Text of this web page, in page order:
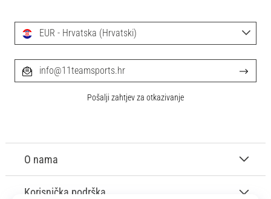
O nama
Korisnička podrška
EUR - Hrvatska (Hrvatski)
info@11teamsports.hr
Pošalji zahtjev za otkazivanje